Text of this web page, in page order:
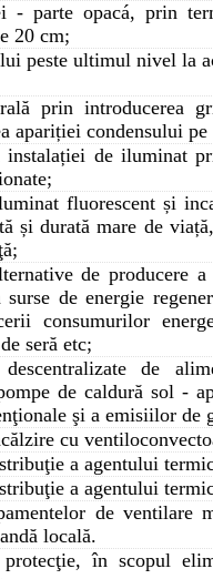
- parte opacá, prin
20 cm;
peste ultimul nivel la
prin introducerea
apariției condensului pe
instalației de iluminat
fluorescent și
și durată mare de
de producere
de energie
consumurilor
seră etc;
de
de caldură sol -
şi a emisiilor de
cu
a agentului
a agentului
de ventilare
locală.
protecţie, în scopul